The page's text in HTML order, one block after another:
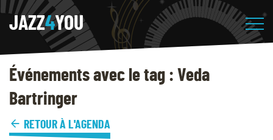
JAZZ4YOU
Événements avec le tag : Veda
Bartringer
RETOUR À L'AGENDA